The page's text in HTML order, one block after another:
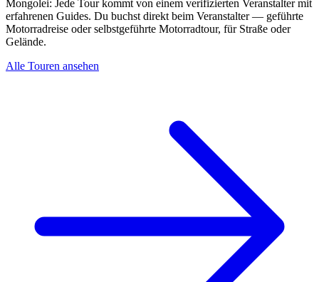
Mongolei: Jede Tour kommt von einem verifizierten Veranstalter mit
erfahrenen Guides. Du buchst direkt beim Veranstalter — geführte
Motorradreise oder selbstgeführte Motorradtour, für Straße oder
Gelände.
Alle Touren ansehen